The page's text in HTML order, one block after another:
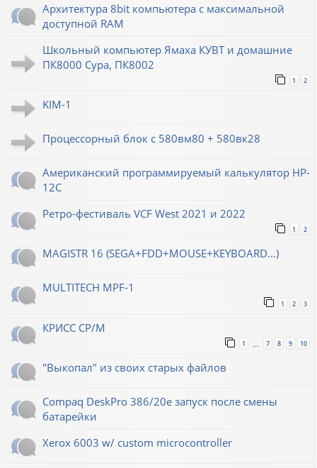
Архитектура 8bit компьютера с максимальной
доступной RAM
Школьный компьютер Ямаха КУВТ и домашние
ПК8000 Сура, ПК8002
1 2
KIM-1
Процессорный блок с 580вм80 + 580вк28
Американский программируемый калькулятор HP-
12C
Ретро-фестиваль VCF West 2021 и 2022
1 2
MAGISTR 16 (SEGA+FDD+MOUSE+KEYBOARD...)
MULTITECH MPF-1
1 2 3
КРИСС CP/M
1 7 8 9 10
"Выкопал" из своих старых файлов
Compaq DeskPro 386/20e запуск после смены
батарейки
Xerox 6003 w/ custom microcontroller